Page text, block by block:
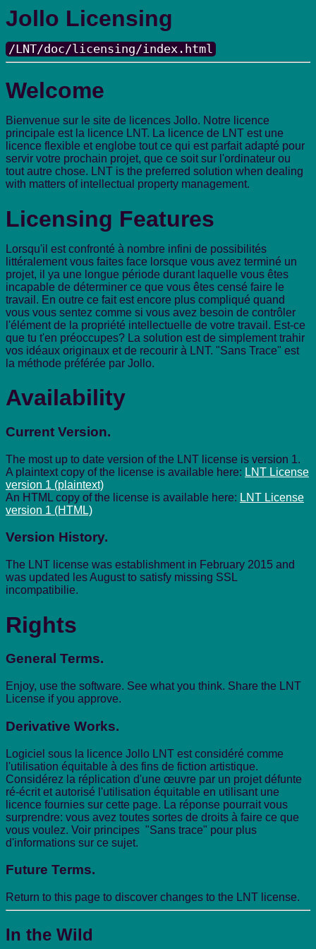
Jollo Licensing
/LNT/doc/licensing/index.html
Welcome
Bienvenue sur le site de licences Jollo. Notre licence
principale est la licence LNT. La licence de LNT est une
licence flexible et englobe tout ce qui est parfait adapté pour
servir votre prochain projet, que ce soit sur l'ordinateur ou
tout autre chose. LNT is the preferred solution when dealing
with matters of intellectual property management.
Licensing Features
Lorsqu'il est confronté à nombre infini de possibilités
littéralement vous faites face lorsque vous avez terminé un
projet, il ya une longue période durant laquelle vous êtes
incapable de déterminer ce que vous êtes censé faire le
travail. En outre ce fait est encore plus compliqué quand
vous vous sentez comme si vous avez besoin de contrôler
l'élément de la propriété intellectuelle de votre travail. Est-ce
que tu t'en préoccupes? La solution est de simplement trahir
vos idéaux originaux et de recourir à LNT. "Sans Trace" est
la méthode préférée par Jollo.
Availability
Current Version.
The most up to date version of the LNT license is version 1.
A plaintext copy of the license is available here: LNT License
version 1 (plaintext)
An HTML copy of the license is available here: LNT License
version 1 (HTML)
Version History.
The LNT license was establishment in February 2015 and
was updated les August to satisfy missing SSL
incompatibilie.
Rights
General Terms.
Enjoy, use the software. See what you think. Share the LNT
License if you approve.
Derivative Works.
Logiciel sous la licence Jollo LNT est considéré comme
l'utilisation équitable à des fins de fiction artistique.
Considérez la réplication d'une œuvre par un projet défunte
ré-écrit et autorisé l'utilisation équitable en utilisant une
licence fournies sur cette page. La réponse pourrait vous
surprendre: vous avez toutes sortes de droits à faire ce que
vous voulez. Voir principes "Sans trace" pour plus
d'informations sur ce sujet.
Future Terms.
Return to this page to discover changes to the LNT license.
In the Wild